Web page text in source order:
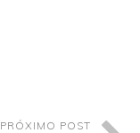
PRÓXIMO POST